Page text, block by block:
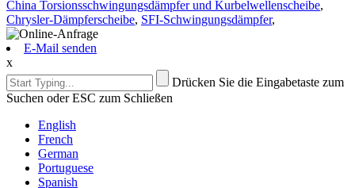
China Torsionsschwingungsdämpfer und Kurbelwellenscheibe,
Chrysler-Dämpferscheibe, SFI-Schwingungsdämpfer,
E-Mail senden
x
Drücken Sie die Eingabetaste zum
Suchen oder ESC zum Schließen
English
French
German
Portuguese
Spanish